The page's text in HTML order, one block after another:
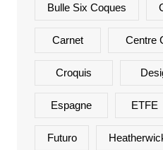
Bulle Six Coques
Carnet Centre
Croquis
Espagne ETFE
Futuro